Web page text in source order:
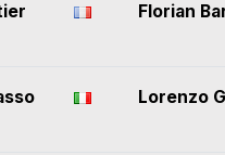
Florian
Lorenzo